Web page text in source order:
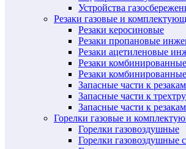
Устройства
Резаки газовые и
Резаки керосиновые
Резаки пропановые
Резаки ацетиленовые
Резаки
Резаки
Запасные части к
Запасные части к
Запасные части к
Горелки газовые и
Горелки газовоздушные
Горелки газовоздушные